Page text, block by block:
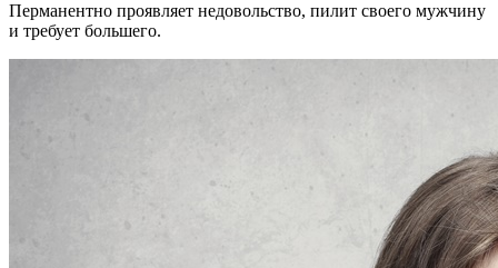
Перманентно проявляет недовольство, пилит своего мужчину
и требует большего.